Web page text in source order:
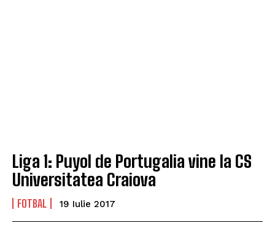
Liga 1: Puyol de Portugalia vine la CS
Universitatea Craiova
FOTBAL 19 Iulie 2017